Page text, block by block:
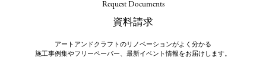
Request Documents
資料請求
アートアンドクラフトのリノベーションがよく分かる
施工事例集やフリーペーパー、最新イベント情報をお届けします。